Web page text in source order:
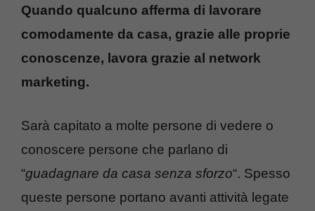
Quando qualcuno afferma di lavorare
comodamente da casa, grazie alle proprie
conoscenze, lavora grazie al network
marketing.
Sarà capitato a molte persone di vedere o
conoscere persone che parlano di
“guadagnare da casa senza sforzo“. Spesso
queste persone portano avanti attività legate